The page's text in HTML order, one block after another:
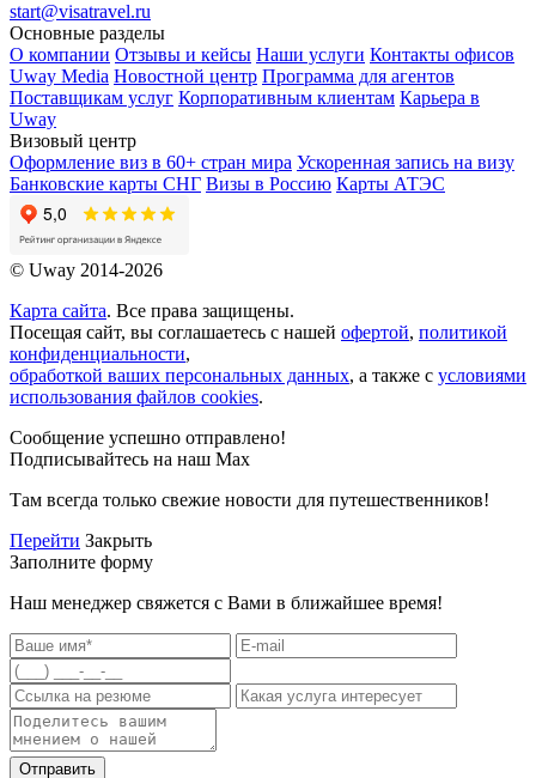
start@visatravel.ru
Основные разделы
О компании Отзывы и кейсы Наши услуги Контакты офисов
Uway Media Новостной центр Программа для агентов
Поставщикам услуг Корпоративным клиентам Карьера в
Uway
Визовый центр
Оформление виз в 60+ стран мира Ускоренная запись на визу
Банковские карты СНГ Визы в Россию Карты АТЭС
© Uway 2014-2026
Карта сайта. Все права защищены.
Посещая сайт, вы соглашаетесь с нашей офертой, политикой
конфиденциальности,
обработкой ваших персональных данных, а также с условиями
использования файлов cookies.
Сообщение успешно отправлено!
Подписывайтесь на наш Max
Там всегда только свежие новости для путешественников!
Перейти Закрыть
Заполните форму
Наш менеджер свяжется с Вами в ближайшее время!
Отправить